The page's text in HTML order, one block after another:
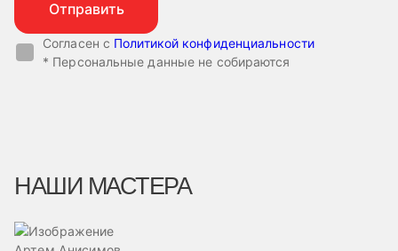
Согласен с Политикой конфиденциальности
* Персональные данные не собираются
НАШИ МАСТЕРА